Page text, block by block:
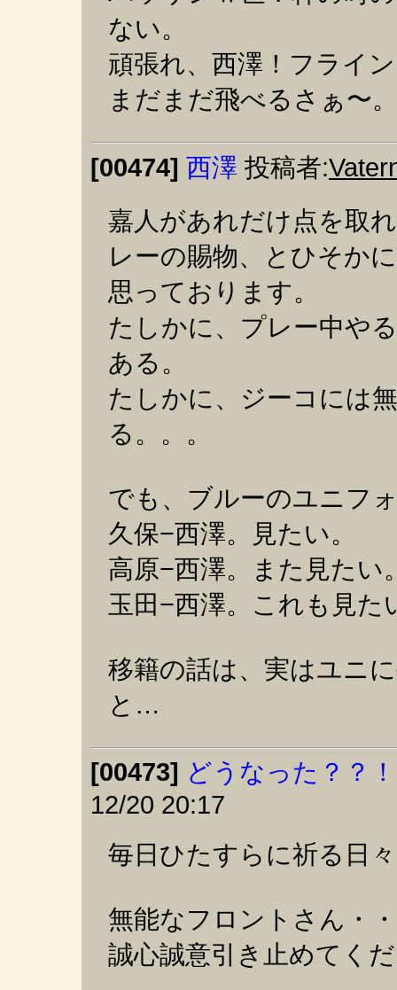
ない。
頑張れ、西澤！フライ
まだまだ飛べるさぁ〜。
[00474] 西澤 投稿者:
嘉人があれだけ点を取
レーの賜物、とひそかに
思っております。
たしかに、プレー中や
ある。
たしかに、ジーコには
る。。。
でも、ブルーのユニフ
久保−西澤。見たい。
高原−西澤。また見たい
玉田−西澤。これも見
移籍の話は、実はユニ
と…
[00473] どうなった？？
12/20 20:17
毎日ひたすらに祈る日
無能なフロントさん・
誠心誠意引き止めてく